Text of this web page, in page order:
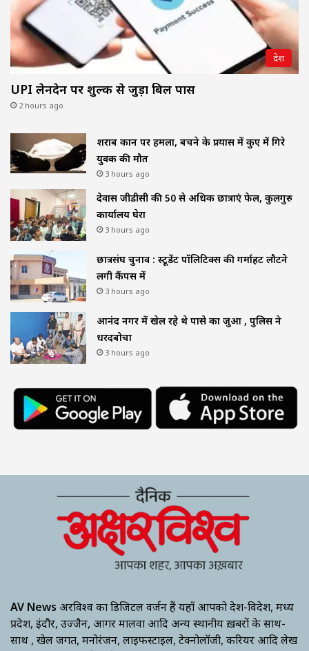
देश
UPI लेनदेन पर शुल्क से जुड़ा बिल पास
2 hours ago
शराब दुकान पर हमला, बचने के प्रयास में कुए में गिरे
युवक की मौत
3 hours ago
देवास जीडीसी की 50 से अधिक छात्राएं फेल, कुलगुरु
कार्यालय घेरा
3 hours ago
छात्रसंघ चुनाव : स्टूडेंट पॉलिटिक्स की गर्माहट लौटने
लगी कैंपस में
3 hours ago
आनंद नगर में खेल रहे थे पासे का जुआ , पुलिस ने
धरदबोचा
3 hours ago
AV News अक्षरविश्व का डिजिटल वर्जन हैं यहाँ आपको देश-विदेश, मध्य
प्रदेश, इंदौर, उज्जैन, आगर मालवा आदि अन्य स्थानीय ख़बरों के साथ-
साथ , खेल जगत, मनोरंजन, लाइफस्टाइल, टेक्नोलॉजी, करियर आदि लेख